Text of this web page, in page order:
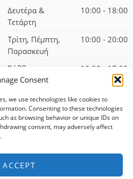
Consent
we use technologies like cookies to
Consenting to these technologies
as browsing behavior or unique IDs on
consent, may adversely affect
ACCEPT
Δευτέρα &
Τετάρτη
10:00 - 18:00
Τρίτη, Πέμπτη,
Παρασκευή
10:00 - 20:00
Σάββατο 10:00 - 17:00